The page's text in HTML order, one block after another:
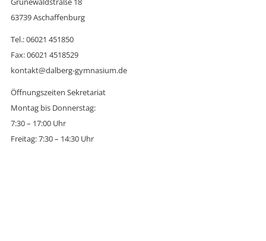
63739 Aschaffenburg
Tel.: 06021 451850
Fax: 06021 4518529
kontakt@dalberg-gymnasium.de
Öffnungszeiten Sekretariat
Montag bis Donnerstag:
7:30 – 17:00 Uhr
Freitag: 7:30 – 14:30 Uhr